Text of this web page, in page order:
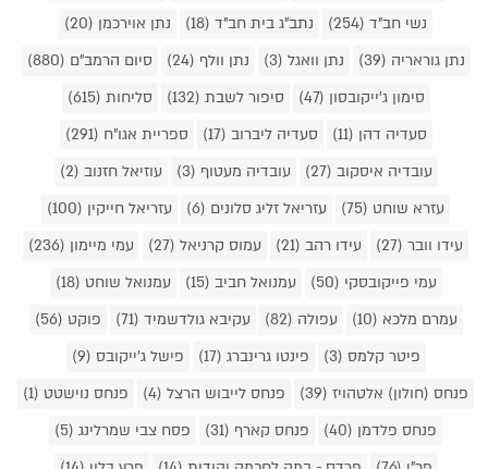
נשי חב"ד (254)
נתב"ג בית חב"ד (18)
נתן אוירכמן (20)
נתן גוראריה (39)
נתן וואגל (3) נתן וולף (24)
סיום הרמב"ם (880)
סימון ג'ייקובסון (47)
סיפור לשבת (132)
סליחות (615)
סעדיה דהן (11)
סעדיה ליברוב (17)
ספריית אגו"ח (291)
עובדיה איסקוב (27)
עובדיה מעטוף (3)
עוזיאל חזנוב (2)
עזרא שוחט (75)
עזריאל זליג סלונים (6)
עזריאל חייקין (100)
עידו וובר (27)
עידו רהב (21) עמוס קרניאל (27)
עמי מיימון (236)
עמי פייקובסקי (50)
עמנואל חביב (15)
עמנואל שוחט (18)
עמרם מלכא (10)
עפולה (82) עקיבא גולדשמיד (71)
פוקט (56)
פיטר קלמס (3)
פינטו גרינברג (17)
פישל ג'ייקובס (9)
פנחס (חולון) אלטהויז (39)
פנחס לייבוש הרצל (4)
פנחס נוישטט (1)
פנחס פלדמן (40)
פנחס קארף (31)
פסח צבי שמרלינג (5)